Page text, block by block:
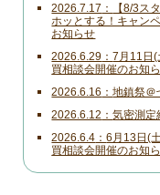
2026.7.17
【8/3ス
ホッとする！キャン
お知らせ
2026.6.29
7月11日(
買相談会開催のお知
2026.6.16 地鎮祭＠
2026.6.12 気密測定
2026.6.4
6月13日(
買相談会開催のお知